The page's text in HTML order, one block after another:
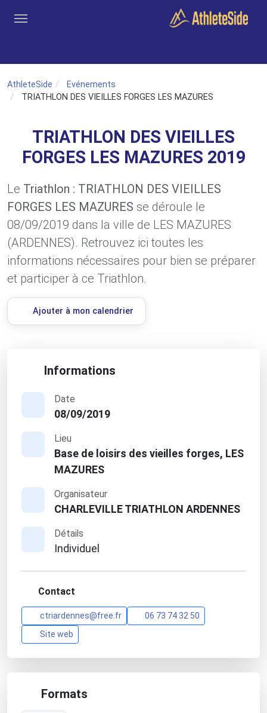
AthleteSide
Evénements
TRIATHLON DES VIEILLES FORGES LES MAZURES
TRIATHLON DES VIEILLES
FORGES LES MAZURES 2019
Le Triathlon : TRIATHLON DES VIEILLES
FORGES LES MAZURES se déroule le
08/09/2019 dans la ville de LES MAZURES
(ARDENNES). Retrouvez ici toutes les
informations nécessaires pour bien se préparer
et participer à ce Triathlon.
Ajouter à mon calendrier
Informations
Date
08/09/2019
Lieu
Base de loisirs des vieilles forges, LES
MAZURES
Organisateur
CHARLEVILLE TRIATHLON ARDENNES
Détails
Individuel
Contact
ctriardennes@free.fr
06 73 74 32 50
Site web
Formats